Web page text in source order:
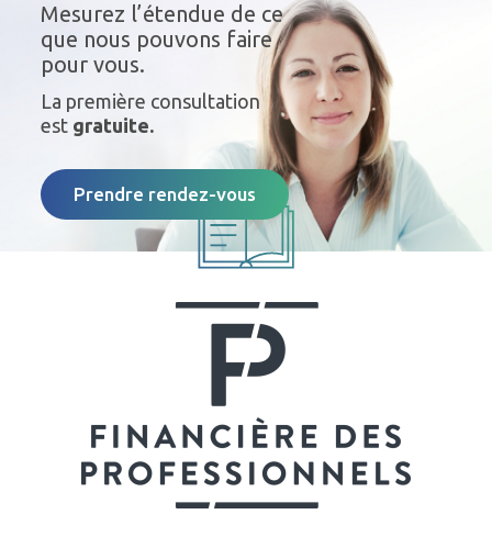
Mesurez l’étendue de ce
que nous pouvons faire
pour vous.
La première consultation
est gratuite.
Prendre rendez-vous